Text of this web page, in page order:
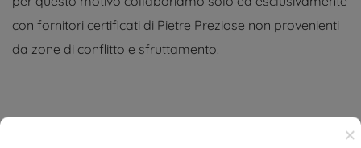
con fornitori certificati di Pietre Preziose non provenienti
da zone di conflitto e sfruttamento.
×